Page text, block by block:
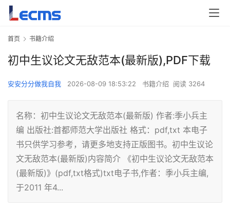
首页 书籍介绍
初中生议论文无敌范本(最新版),PDF下载
安安分分做我自我 2026-08-09 18:53:22 书籍介绍 阅读 3264
名称：初中生议论文无敌范本(最新版) 作者:季小兵主
编 出版社:首都师范大学出版社 格式：pdf,txt 本电子
书只供学习参考，请更多地支持正版图书。初中生议论
文无敌范本(最新版)内容简介 《初中生议论文无敌范本
(最新版)》(pdf,txt格式)txt电子书,作者：季小兵主编,
于2011 年4...